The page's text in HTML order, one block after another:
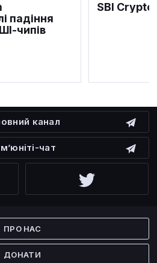
падіння
чипів
SBI Crypto
канал
чат
ПРО НАС
ДОНАТИ